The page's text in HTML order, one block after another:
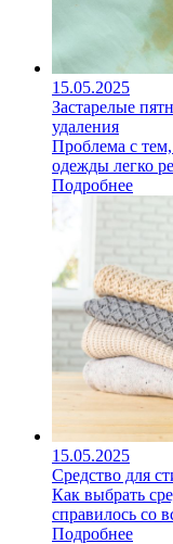
15.05.2025
Застарелые
удаления
Проблема с тем,
одежды легко
Подробнее
15.05.2025
Средство для
Как выбрать
справилось со
Подробнее